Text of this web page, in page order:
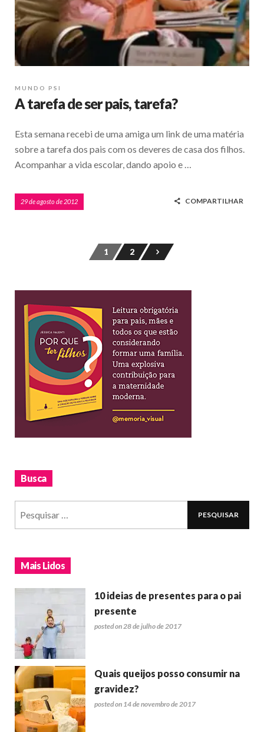
MUNDO PSI
A tarefa de ser pais, tarefa?
Esta semana recebi de uma amiga um link de uma matéria
sobre a tarefa dos pais com os deveres de casa dos filhos.
Acompanhar a vida escolar, dando apoio e …
29 de agosto de 2012 COMPARTILHAR
1 2
Busca
Mais Lidos
10 ideias de presentes para o pai
presente
posted on 28 de julho de 2017
Quais queijos posso consumir na
gravidez?
posted on 14 de novembro de 2017